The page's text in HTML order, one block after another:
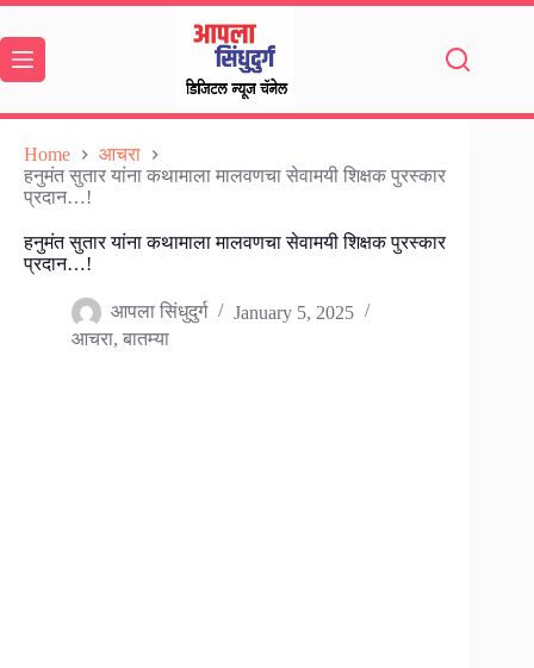
Skip
content
Home
आचरा
हनुमंत सुतार यांना कथामाला मालवणचा सेवामयी शिक्षक पुरस्कार
प्रदान…!
हनुमंत सुतार यांना कथामाला मालवणचा सेवामयी शिक्षक पुरस्कार
प्रदान…!
आपला सिंधुदुर्ग
January 5, 2025
आचरा, बातम्या